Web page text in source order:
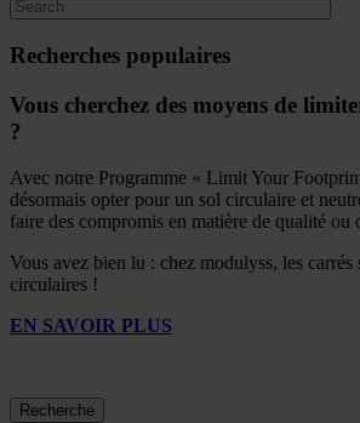
Recherches populaires
Vous cherchez des moyens de
?
Avec notre Programme « Limit Your
désormais opter pour un sol circulaire et
faire des compromis en matière de qualité ou
Vous avez bien lu : chez modulyss, les carrés
circulaires !
EN SAVOIR PLUS
Recherche